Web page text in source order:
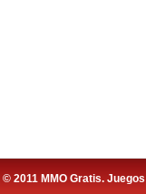
| © 2011 MMO Gratis.